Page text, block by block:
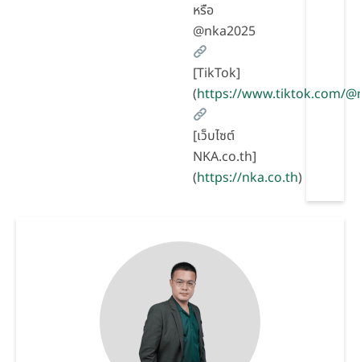
หรือ
@nka2025
[TikTok]
(https://www.tiktok.com/
[เว็บไซต์
NKA.co.th]
(https://nka.co.th)